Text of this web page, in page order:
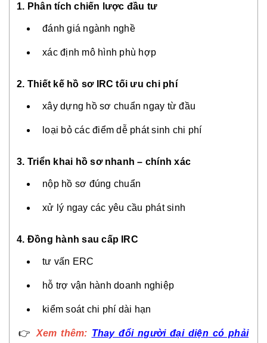
1. Phân tích chiến lược đầu tư
đánh giá ngành nghề
xác định mô hình phù hợp
2. Thiết kế hồ sơ IRC tối ưu chi phí
xây dựng hồ sơ chuẩn ngay từ đầu
loại bỏ các điểm dễ phát sinh chi phí
3. Triển khai hồ sơ nhanh – chính xác
nộp hồ sơ đúng chuẩn
xử lý ngay các yêu cầu phát sinh
4. Đồng hành sau cấp IRC
tư vấn ERC
hỗ trợ vận hành doanh nghiệp
kiểm soát chi phí dài hạn
👉 Xem thêm: Thay đổi người đại diện có phải